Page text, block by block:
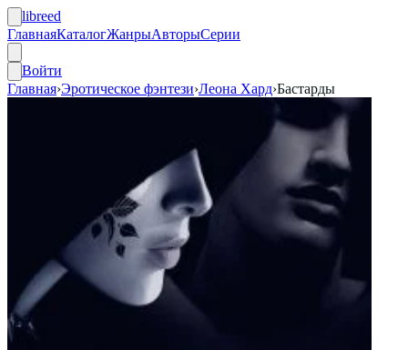
libreed
ГлавнаяКаталогЖанрыАвторыСерии
Войти
Главная›Эротическое фэнтези›Леона Хард›Бастарды